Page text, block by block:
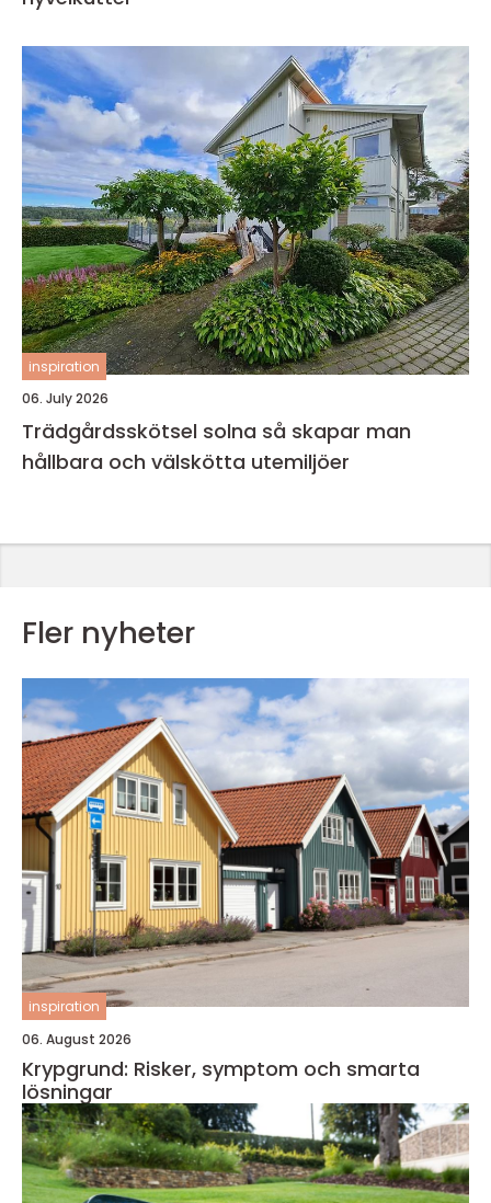
inspiration
06. July 2026
Trädgårdsskötsel solna så skapar man
hållbara och välskötta utemiljöer
Fler nyheter
inspiration
06. August 2026
Krypgrund: Risker, symptom och smarta
lösningar